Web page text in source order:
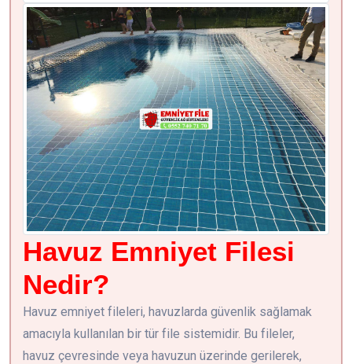
Havuz Emniyet Filesi
Nedir?
Havuz emniyet fileleri, havuzlarda güvenlik sağlamak
amacıyla kullanılan bir tür file sistemidir. Bu fileler,
havuz çevresinde veya havuzun üzerinde gerilerek,